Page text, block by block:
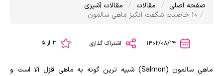
صفحه اصلی مقالات
مقالات آشپزی
۱۰ خاصیت شگفت انگیز ماهی سالمون
1402/08/14 اشتراک گذاری
ماهی سالمون (Salmon) شبیه ترین گونه به ماهی قزل آلا است و